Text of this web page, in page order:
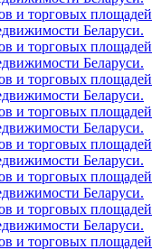
и торговых площадей
Беларуси.
и торговых площадей
Беларуси.
и торговых площадей
Беларуси.
и торговых площадей
Беларуси.
и торговых площадей
Беларуси.
и торговых площадей
Беларуси.
и торговых площадей
Беларуси.
и торговых площадей